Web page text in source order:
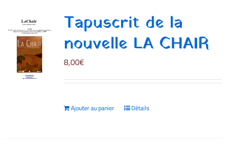
Tapuscrit de la
nouvelle LA CHAIR
8,00€
Ajouter au panier Détails